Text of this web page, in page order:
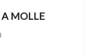
MOLLE